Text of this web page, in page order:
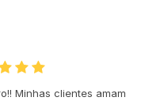
Minhas clientes amam